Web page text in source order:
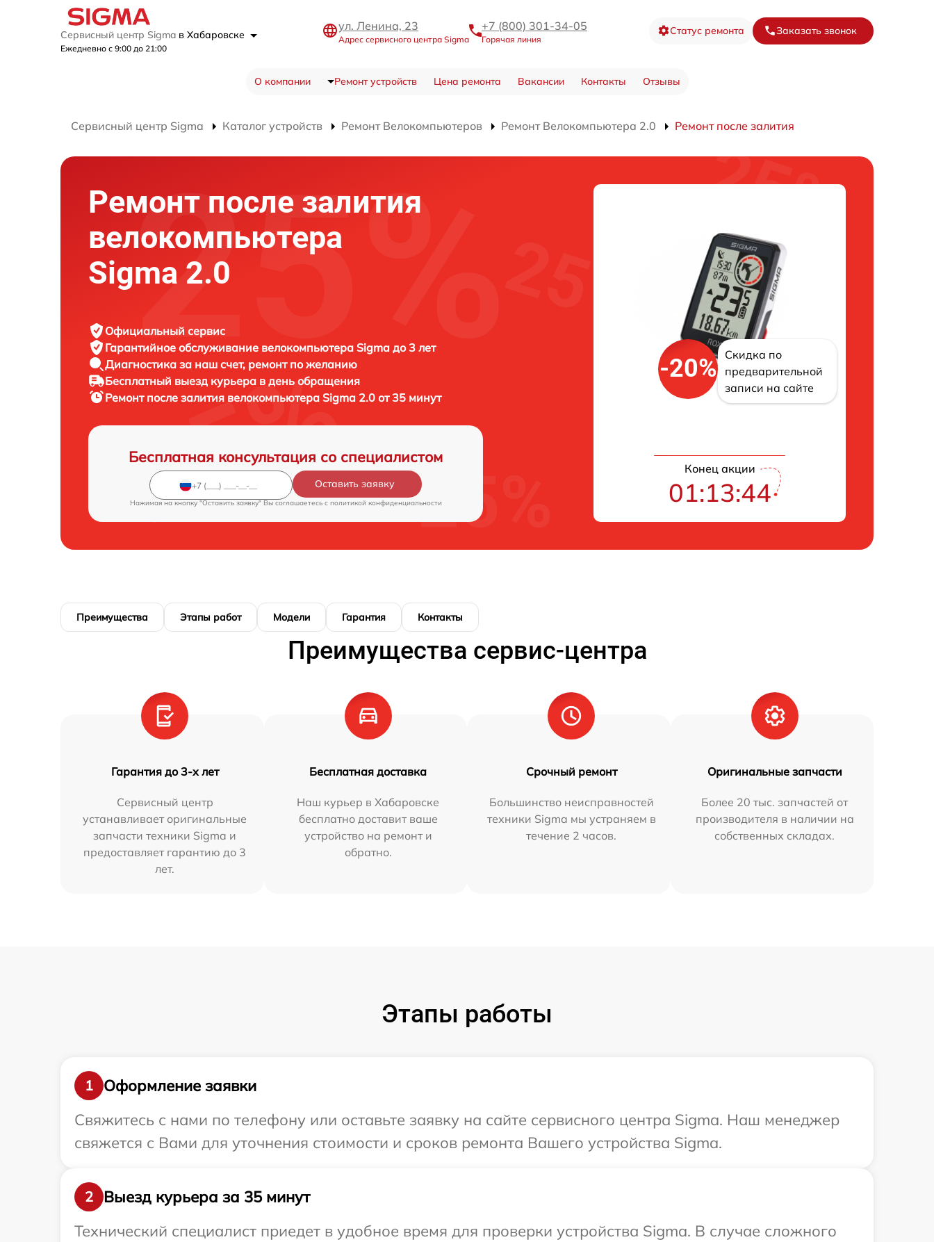
Сервисный центр Sigma в Хабаровске
Ежедневно с 9:00 до 21:00
ул. Ленина, 23
Адрес сервисного центра Sigma
+7 (800) 301-34-05
Горячая линия
Статус ремонта Заказать звонок
О компании Ремонт устройств Цена ремонта Вакансии Контакты Отзывы
Сервисный центр Sigma Каталог устройств Ремонт Велокомпьютеров Ремонт Велокомпьютера 2.0 Ремонт после залития
Ремонт после залития
велокомпьютера
Sigma 2.0
Официальный сервис
Гарантийное обслуживание велокомпьютера Sigma до 3 лет
Диагностика за наш счет, ремонт по желанию
Бесплатный выезд курьера в день обращения
Ремонт после залития велокомпьютера Sigma 2.0 от 35 минут
Бесплатная консультация со специалистом
Оставить заявку
Нажимая на кнопку "Оставить заявку" Вы соглашаетесь c политикой конфиденциальности
-20%
Скидка по
предварительной
записи на сайте
Конец акции
01:13:43
Преимущества Этапы работ Модели Гарантия Контакты
Преимущества сервис-центра
Гарантия до 3-х лет
Сервисный центр
устанавливает оригинальные
запчасти техники Sigma и
предоставляет гарантию до 3
лет.
Бесплатная доставка
Наш курьер в Хабаровске
бесплатно доставит ваше
устройство на ремонт и
обратно.
Срочный ремонт
Большинство неисправностей
техники Sigma мы устраняем в
течение 2 часов.
Оригинальные запчасти
Более 20 тыс. запчастей от
производителя в наличии на
собственных складах.
Этапы работы
1
Оформление заявки
Свяжитесь с нами по телефону или оставьте заявку на сайте сервисного центра Sigma. Наш менеджер
свяжется с Вами для уточнения стоимости и сроков ремонта Вашего устройства Sigma.
2
Выезд курьера за 35 минут
Технический специалист приедет в удобное время для проверки устройства Sigma. В случае сложного